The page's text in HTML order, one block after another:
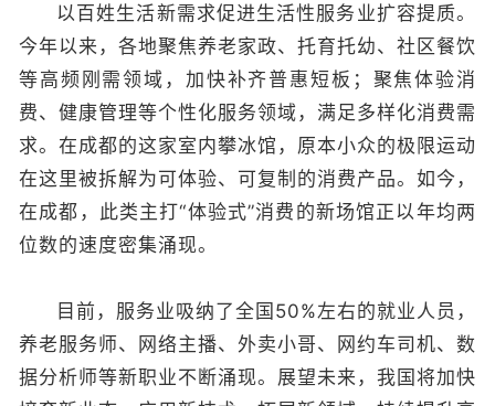
以百姓生活新需求促进生活性服务业扩容提质。
今年以来，各地聚焦养老家政、托育托幼、社区餐饮
等高频刚需领域，加快补齐普惠短板；聚焦体验消
费、健康管理等个性化服务领域，满足多样化消费需
求。在成都的这家室内攀冰馆，原本小众的极限运动
在这里被拆解为可体验、可复制的消费产品。如今，
在成都，此类主打“体验式”消费的新场馆正以年均两
位数的速度密集涌现。
目前，服务业吸纳了全国50%左右的就业人员，
养老服务师、网络主播、外卖小哥、网约车司机、数
据分析师等新职业不断涌现。展望未来，我国将加快